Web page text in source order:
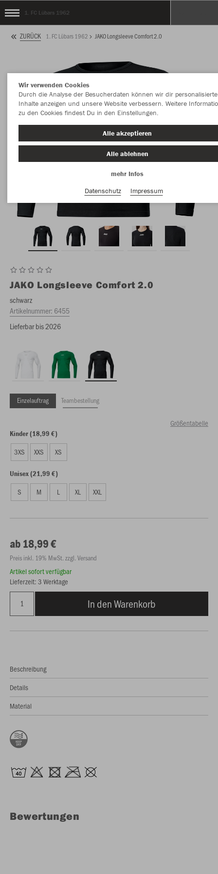
1. FC Lübars 1962
ZURÜCK 1. FC Lübars 1962 JAKO Longsleeve Comfort 2.0
JAKO Longsleeve Comfort 2.0
schwarz
Artikelnummer: 6455
Lieferbar bis 2026
Einzelauftrag Teambestellung
Größentabelle
Kinder (18,99 €)
3XS XXS XS
Unisex (21,99 €)
S M L XL XXL
ab 18,99 €
Preis inkl. 19% MwSt. zzgl. Versand
Artikel sofort verfügbar
Lieferzeit: 3 Werktage
In den Warenkorb
Beschreibung
Details
Material
Bewertungen
Wir verwenden Cookies
Durch die Analyse der Besucherdaten können wir dir personalisierte
Inhalte anzeigen und unsere Website verbessern. Weitere
zu den Cookies findest Du in den Einstellungen.
Alle akzeptieren
Alle ablehnen
mehr Infos
Datenschutz
Impressum